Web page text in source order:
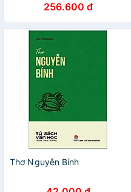
256.600 đ
Thơ Nguyễn Bính